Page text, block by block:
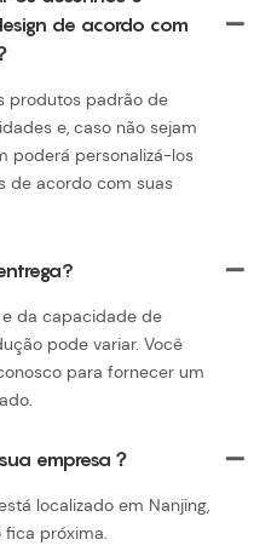
de acordo com
produtos padrão de
e, caso não sejam
poderá personalizá-los
de acordo com suas
da capacidade de
pode variar. Você
para fornecer um
empresa？
localizado em Nanjing,
próxima.